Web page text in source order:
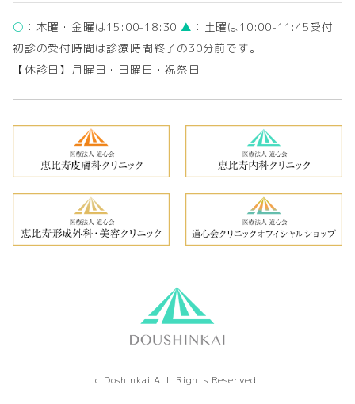
〇 ：木曜・金曜は15:00-18:30 ▲ ：土曜は10:00-11:45受付
初診の受付時間は診療時間終了の30分前です。
【休診日】月曜日・日曜日・祝祭日
c Doshinkai ALL Rights Reserved.